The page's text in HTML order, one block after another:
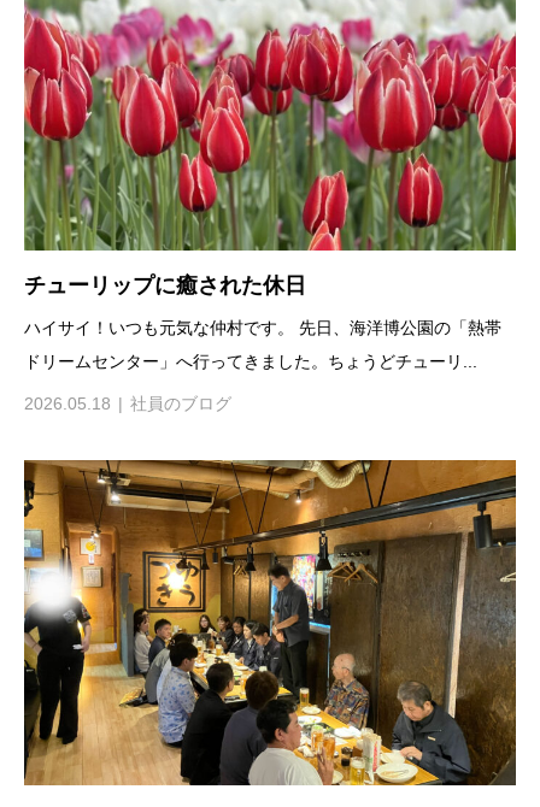
チューリップに癒された休日
ハイサイ！いつも元気な仲村です。 先日、海洋博公園の「熱帯
ドリームセンター」へ行ってきました。ちょうどチューリ...
2026.05.18 社員のブログ